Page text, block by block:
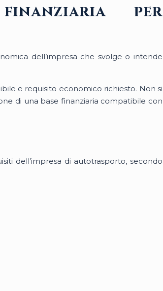
per
dell’impresa che svolge o intende
e requisito economico richiesto. Non si
di una base finanziaria compatibile con
dell’impresa di autotrasporto, secondo